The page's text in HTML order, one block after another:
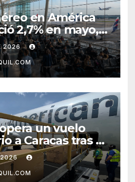
en América
2,7% en mayo,
con EE.UU.
meses en
2026
un vuelo
a Caracas tras el
Venezuela
2026